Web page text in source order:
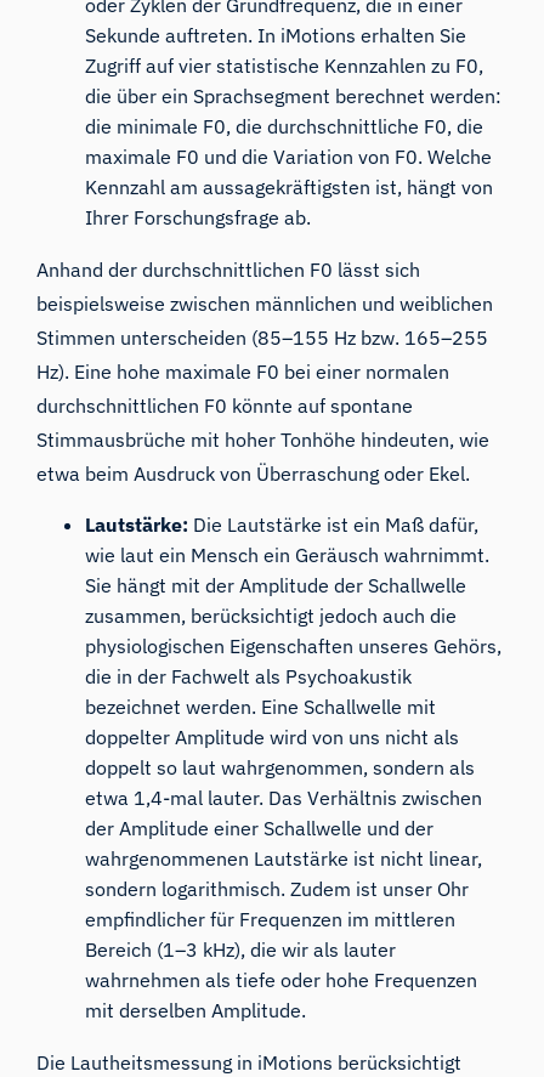
Sekunde auftreten. In iMotions erhalten Sie
Zugriff auf vier statistische Kennzahlen zu F0,
die über ein Sprachsegment berechnet werden:
die minimale F0, die durchschnittliche F0, die
maximale F0 und die Variation von F0. Welche
Kennzahl am aussagekräftigsten ist, hängt von
Ihrer Forschungsfrage ab.
Anhand der durchschnittlichen F0 lässt sich
beispielsweise zwischen männlichen und weiblichen
Stimmen unterscheiden (85–155 Hz bzw. 165–255
Hz). Eine hohe maximale F0 bei einer normalen
durchschnittlichen F0 könnte auf spontane
Stimmausbrüche mit hoher Tonhöhe hindeuten, wie
etwa beim Ausdruck von Überraschung oder Ekel.
Lautstärke: Die Lautstärke ist ein Maß dafür,
wie laut ein Mensch ein Geräusch wahrnimmt.
Sie hängt mit der Amplitude der Schallwelle
zusammen, berücksichtigt jedoch auch die
physiologischen Eigenschaften unseres Gehörs,
die in der Fachwelt als Psychoakustik
bezeichnet werden. Eine Schallwelle mit
doppelter Amplitude wird von uns nicht als
doppelt so laut wahrgenommen, sondern als
etwa 1,4-mal lauter. Das Verhältnis zwischen
der Amplitude einer Schallwelle und der
wahrgenommenen Lautstärke ist nicht linear,
sondern logarithmisch. Zudem ist unser Ohr
empfindlicher für Frequenzen im mittleren
Bereich (1–3 kHz), die wir als lauter
wahrnehmen als tiefe oder hohe Frequenzen
mit derselben Amplitude.
Die Lautheitsmessung in iMotions berücksichtigt